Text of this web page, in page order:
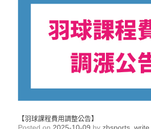
【羽球課程費用調整公告】
Posted on 2025-10-09 by zbsports_write